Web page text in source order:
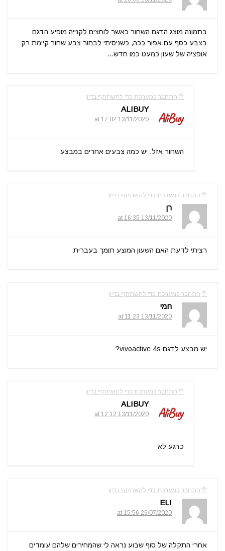
בתמונה מוצג הדגם השחור כאשר לוחצים לקנייה מופיע הדגם
בצבע כסף עם אפור ככה, כשניסיתי לבחור צבע שחור קיימת רק
אופציה של שעון כמעט כמו חדש…
התחבר למערכת כדי להשתתף בדיון
ALIBUY
13/11/2020 at 17:02
השחור אזל. יש כמה צבעים אחרים במבצע
התחבר למערכת כדי להשתתף בדיון
רן
13/11/2020 at 16:35
רציתי לדעת האם השעון המוצע תומך בעברית
התחבר למערכת כדי להשתתף בדיון
חמי
13/11/2020 at 11:23
יש מבצע לדגם vivoactive 4s?
התחבר למערכת כדי להשתתף בדיון
ALIBUY
13/11/2020 at 12:12
כרגע לא
התחבר למערכת כדי להשתתף בדיון
ELI
26/07/2020 at 15:56
אחרי התקלה של סוף שבוע נראה לי שהמחירים שלהם עומדים